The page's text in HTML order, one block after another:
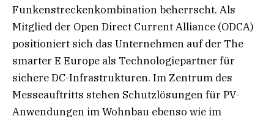
Funkenstreckenkombination beherrscht. Als
Mitglied der Open Direct Current Alliance (ODCA)
positioniert sich das Unternehmen auf der The
smarter E Europe als Technologiepartner für
sichere DC-Infrastrukturen. Im Zentrum des
Messeauftritts stehen Schutzlösungen für PV-
Anwendungen im Wohnbau ebenso wie im